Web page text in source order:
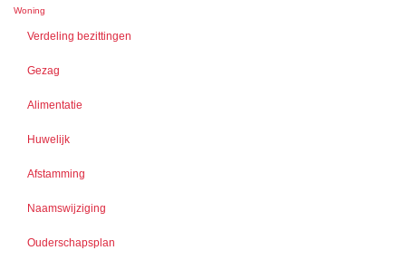
Woning
Verdeling bezittingen
Gezag
Alimentatie
Huwelijk
Afstamming
Naamswijziging
Ouderschapsplan